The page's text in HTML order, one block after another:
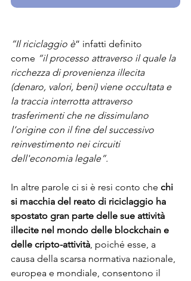
“Il riciclaggio è” infatti definito
come “il processo attraverso il quale la
ricchezza di provenienza illecita
(denaro, valori, beni) viene occultata e
la traccia interrotta attraverso
trasferimenti che ne dissimulano
l’origine con il fine del successivo
reinvestimento nei circuiti
dell'economia legale”.
In altre parole ci si è resi conto che chi
si macchia del reato di riciclaggio ha
spostato gran parte delle sue attività
illecite nel mondo delle blockchain e
delle cripto-attività, poiché esse, a
causa della scarsa normativa nazionale,
europea e mondiale, consentono il